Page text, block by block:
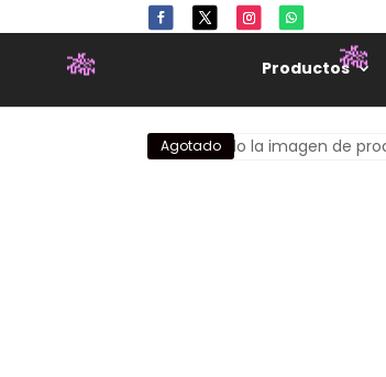
Productos
Agotado